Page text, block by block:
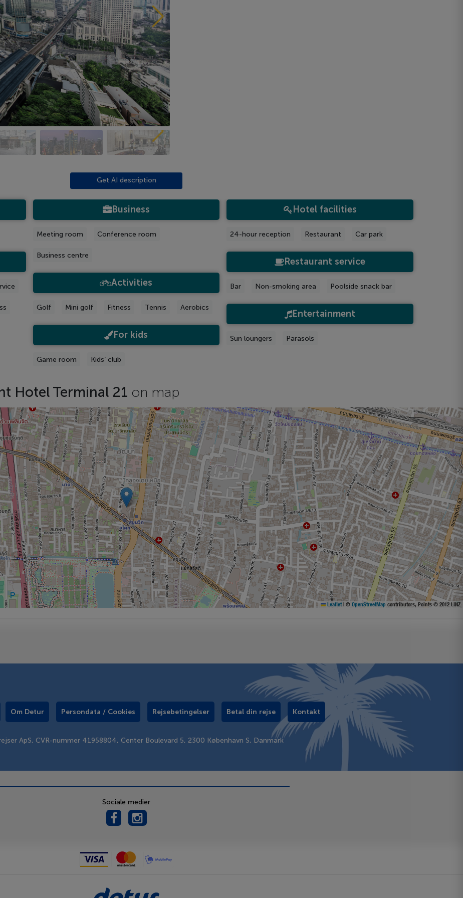
Get AI description
Business
Meeting room Conference room
Business centre
Activities
Golf Mini golf Fitness Tennis Aerobics
For kids
Game room Kids’ club
Hotel facilities
24-hour reception Restaurant Car park
Restaurant service
Bar Non-smoking area Poolside snack bar
Entertainment
Sun loungers Parasols
Hotel Terminal 21 on map
Leaflet | © OpenStreetMap contributors, Points © 2012 LINZ
Om Detur Persondata / Cookies Rejsebetingelser Betal din rejse Kontakt
ApS, CVR-nummer 41958804, Center Boulevard 5, 2300 København S, Danmark
Sociale medier